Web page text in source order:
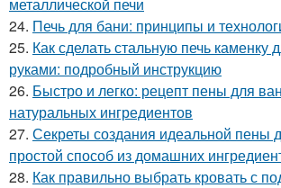
24. Печь для бани: принципы и
25. Как сделать стальную печь каменку
руками: подробный инструкцию
26. Быстро и легко: рецепт пены для
натуральных ингредиентов
27. Секреты создания идеальной пены
простой способ из домашних
28. Как правильно выбрать кровать с